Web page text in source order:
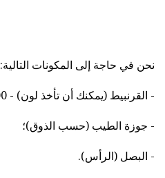
نحن في حاجة إلى المكونات التالية:
- القرنبيط (يمكنك أن تأخذ لون) - 500 غرام؛
- جوزة الطيب (حسب الذوق)؛
- البصل (الرأس).